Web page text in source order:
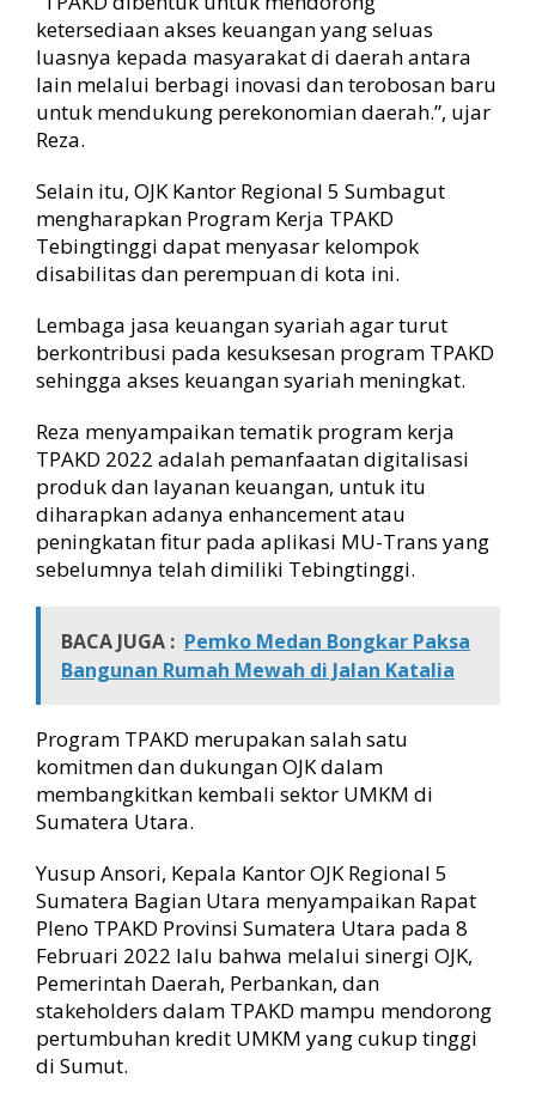
ketersediaan akses keuangan yang seluas
luasnya kepada masyarakat di daerah antara
lain melalui berbagi inovasi dan terobosan baru
untuk mendukung perekonomian daerah.”, ujar
Reza.
Selain itu, OJK Kantor Regional 5 Sumbagut
mengharapkan Program Kerja TPAKD
Tebingtinggi dapat menyasar kelompok
disabilitas dan perempuan di kota ini.
Lembaga jasa keuangan syariah agar turut
berkontribusi pada kesuksesan program TPAKD
sehingga akses keuangan syariah meningkat.
Reza menyampaikan tematik program kerja
TPAKD 2022 adalah pemanfaatan digitalisasi
produk dan layanan keuangan, untuk itu
diharapkan adanya enhancement atau
peningkatan fitur pada aplikasi MU-Trans yang
sebelumnya telah dimiliki Tebingtinggi.
BACA JUGA : Pemko Medan Bongkar Paksa
Bangunan Rumah Mewah di Jalan Katalia
Program TPAKD merupakan salah satu
komitmen dan dukungan OJK dalam
membangkitkan kembali sektor UMKM di
Sumatera Utara.
Yusup Ansori, Kepala Kantor OJK Regional 5
Sumatera Bagian Utara menyampaikan Rapat
Pleno TPAKD Provinsi Sumatera Utara pada 8
Februari 2022 lalu bahwa melalui sinergi OJK,
Pemerintah Daerah, Perbankan, dan
stakeholders dalam TPAKD mampu mendorong
pertumbuhan kredit UMKM yang cukup tinggi
di Sumut.